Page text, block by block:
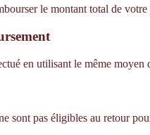
le montant total de
en utilisant le même
sont pas éligibles au retour